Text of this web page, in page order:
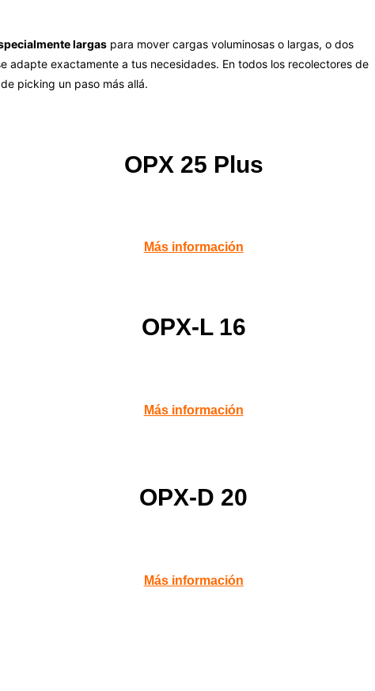
largas para mover cargas voluminosas o largas, o dos
adapte exactamente a tus necesidades. En todos los recolectores de
picking un paso más allá.
OPX 25 Plus
Más información
OPX-L 16
Más información
OPX-D 20
Más información